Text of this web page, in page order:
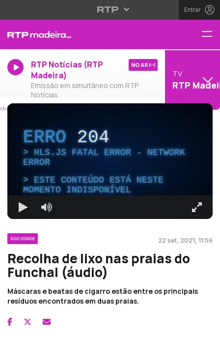
Entrar
RTP Notícias (RTP
Madeira)
Emissão em simultâneo com RTP
Notícias
NO AR
TV
RTP
ERRO204
HLS.JS FATAL ERROR - NETWORK
ERROR
ESTE CONTEÚDO ESTÁ NESTE
MOMENTO INDISPONÍVEL
SOCIEDADE 22 set, 2021, 11:59
Recolha de lixo nas praias do
Funchal (áudio)
Máscaras e beatas de cigarro estão entre os principais
resíduos encontrados em duas praias.